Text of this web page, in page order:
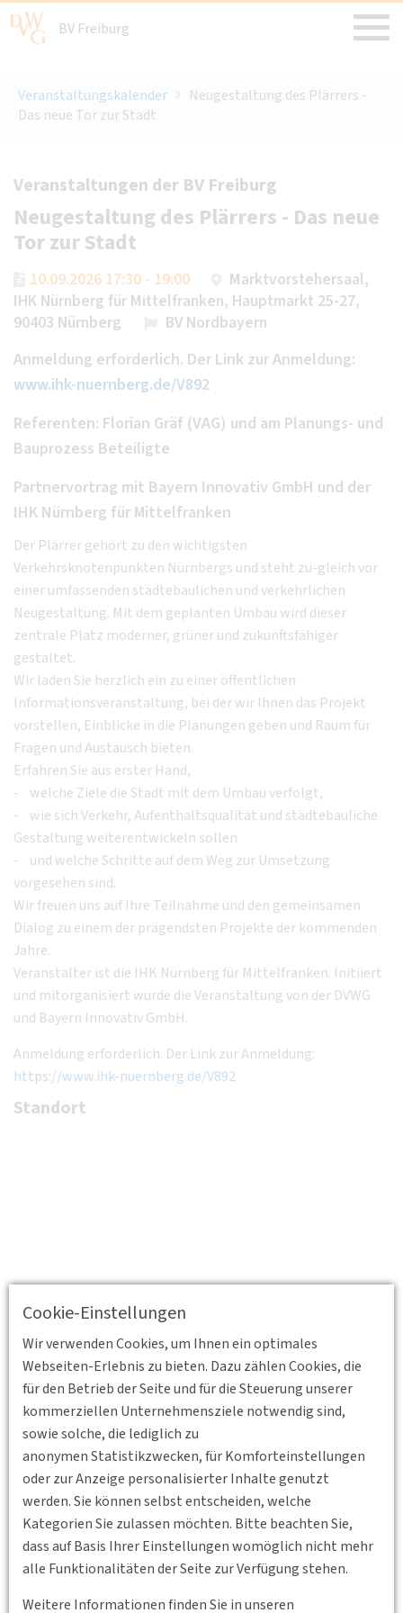
Cookie-Einstellungen
Wir verwenden Cookies, um Ihnen ein optimales
Webseiten-Erlebnis zu bieten. Dazu zählen Cookies, die
für den Betrieb der Seite und für die Steuerung unserer
kommerziellen Unternehmensziele notwendig sind,
sowie solche, die lediglich zu
anonymen Statistikzwecken, für Komforteinstellungen
oder zur Anzeige personalisierter Inhalte genutzt
werden. Sie können selbst entscheiden, welche
Kategorien Sie zulassen möchten. Bitte beachten Sie,
dass auf Basis Ihrer Einstellungen womöglich nicht mehr
alle Funktionalitäten der Seite zur Verfügung stehen.
Weitere Informationen finden Sie in unseren
BV Freiburg
Veranstaltungskalender
Neugestaltung des Plärrers -
Das neue Tor zur Stadt
Veranstaltungen der BV Freiburg
Neugestaltung des Plärrers - Das neue
Tor zur Stadt
10.09.2026 17:30 - 19:00
Marktvorstehersaal,
IHK Nürnberg für Mittelfranken, Hauptmarkt 25-27,
90403 Nürnberg
BV Nordbayern
Anmeldung erforderlich. Der Link zur Anmeldung:
www.ihk-nuernberg.de/V892
Referenten: Florian Gräf (VAG) und am Planungs- und
Bauprozess Beteiligte
Partnervortrag mit Bayern Innovativ GmbH und der
IHK Nürnberg für Mittelfranken
Der Plärrer gehört zu den wichtigsten
Verkehrsknotenpunkten Nürnbergs und steht zu-gleich vor
einer umfassenden städtebaulichen und verkehrlichen
Neugestaltung. Mit dem geplanten Umbau wird dieser
zentrale Platz moderner, grüner und zukunftsfähiger
gestaltet.
Wir laden Sie herzlich ein zu einer öffentlichen
Informationsveranstaltung, bei der wir Ihnen das Projekt
vorstellen, Einblicke in die Planungen geben und Raum für
Fragen und Austausch bieten.
Erfahren Sie aus erster Hand,
- welche Ziele die Stadt mit dem Umbau verfolgt,
- wie sich Verkehr, Aufenthaltsqualität und städtebauliche
Gestaltung weiterentwickeln sollen
- und welche Schritte auf dem Weg zur Umsetzung
vorgesehen sind.
Wir freuen uns auf Ihre Teilnahme und den gemeinsamen
Dialog zu einem der prägendsten Projekte der kommenden
Jahre.
Veranstalter ist die IHK Nürnberg für Mittelfranken. Initiiert
und mitorganisiert wurde die Veranstaltung von der DVWG
und Bayern Innovativ GmbH.
Anmeldung erforderlich. Der Link zur Anmeldung:
https://www.ihk-nuernberg.de/V892
Standort
Zurück